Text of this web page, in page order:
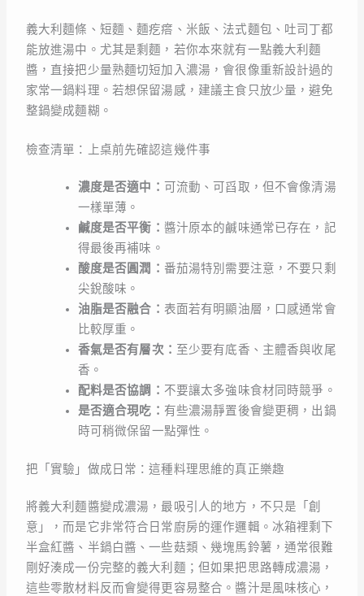
義大利麵條、短麵、麵疙瘩、米飯、法式麵包、吐司丁都
能放進湯中。尤其是剩麵，若你本來就有一點義大利麵
醬，直接把少量熟麵切短加入濃湯，會很像重新設計過的
家常一鍋料理。若想保留湯感，建議主食只放少量，避免
整鍋變成麵糊。
檢查清單：上桌前先確認這幾件事
濃度是否適中： 可流動、可舀取，但不會像清湯
一樣單薄。
鹹度是否平衡： 醬汁原本的鹹味通常已存在，記
得最後再補味。
酸度是否圓潤： 番茄湯特別需要注意，不要只剩
尖銳酸味。
油脂是否融合： 表面若有明顯油層，口感通常會
比較厚重。
香氣是否有層次： 至少要有底香、主體香與收尾
香。
配料是否協調： 不要讓太多強味食材同時競爭。
是否適合現吃： 有些濃湯靜置後會變更稠，出鍋
時可稍微保留一點彈性。
把「實驗」做成日常：這種料理思維的真正樂趣
將義大利麵醬變成濃湯，最吸引人的地方，不只是「創
意」，而是它非常符合日常廚房的運作邏輯。冰箱裡剩下
半盒紅醬、半鍋白醬、一些菇類、幾塊馬鈴薯，通常很難
剛好湊成一份完整的義大利麵；但如果把思路轉成濃湯，
這些零散材料反而會變得更容易整合。醬汁是風味核心，